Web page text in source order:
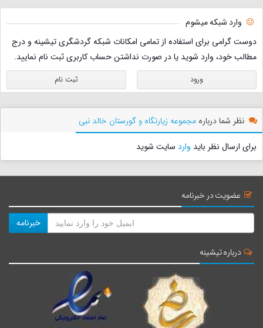
وارد شبکه میشوم
دوست گرامی برای استفاده از تمامی امکانات شبکه گردشگری تیشینه و درج
مطالب خود، وارد شوید یا در صورت نداشتن حساب کاربری ثبت نام نمایید.
ورود ثبت نام
نظر شما درباره مجموعه زیارتگاه و گورستان خالد نبی
برای ارسال نظر باید وارد سایت شوید
عضویت در خبرنامه
خبرنامه
درباره تیشینه